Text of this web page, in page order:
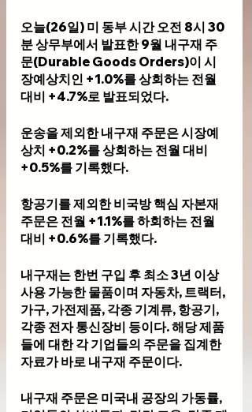
오늘(26일) 미 동부 시간 오전 8시 30
분 상무부에서 발표한 9월 내구재 주
문(Durable Goods Orders)이 시
장예상치인 +1.0%를 상회하는 전월
대비 +4.7%로 발표되었다.
운송을 제외한 내구재 주문은 시장예
상치 +0.2%를 상회하는 전월 대비
+0.5%를 기록했다.
항공기를 제외한 비국방 핵심 자본재
주문은 전월 +1.1%를 하회하는 전월
대비 +0.6%를 기록했다.
내구재는 한번 구입 후 최소 3년 이상
사용 가능한 물품이며 자동차, 트랙터,
가구, 가전제품, 각종 기계류, 항공기,
각종 전자 통신장비 등이다. 해당 제품
들에 대한 각 기업들의 주문을 집계한
자료가 바로 내구재 주문이다.
내구재 주문은 미국내 공장의 가동률,